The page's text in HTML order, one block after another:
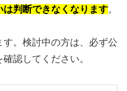
判断できなくなります。
。検討中の方は、必ず公
認してください。